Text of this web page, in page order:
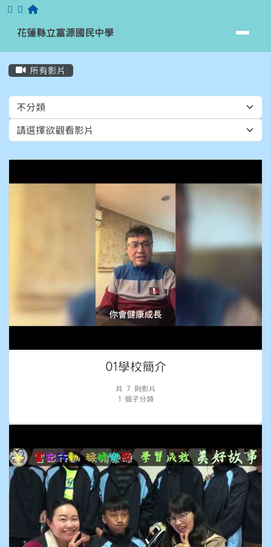
跳至主內容區
花蓮縣立富源國民中學
花蓮縣立富源國民中學
主內容區域
所有影片
Video List
01學校簡介
共 7 則影片
1 個子分類
頁尾區域